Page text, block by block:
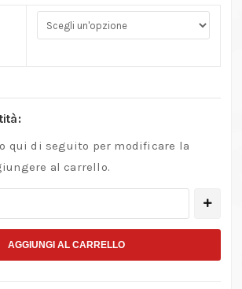
qui di seguito per modificare la
al carrello.
AGGIUNGI AL CARRELLO